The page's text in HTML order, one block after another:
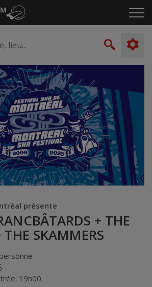
le
présente
+ THE
THE SKAMMERS
19h00